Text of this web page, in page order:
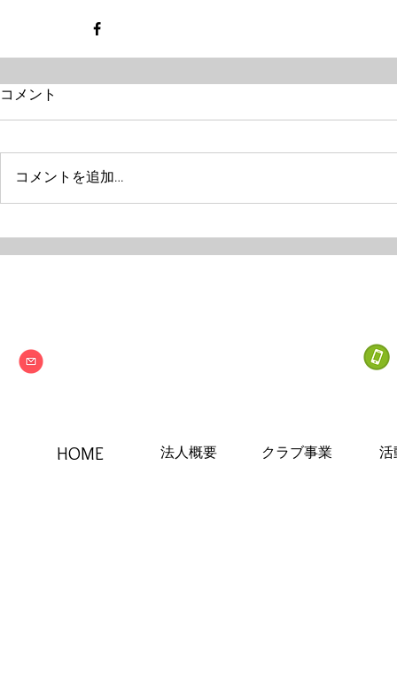
コメント
コメントを追加…
HOME 法人概要 クラブ事業 活